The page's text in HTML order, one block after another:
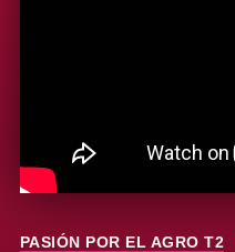
PASIÓN POR EL AGRO T2